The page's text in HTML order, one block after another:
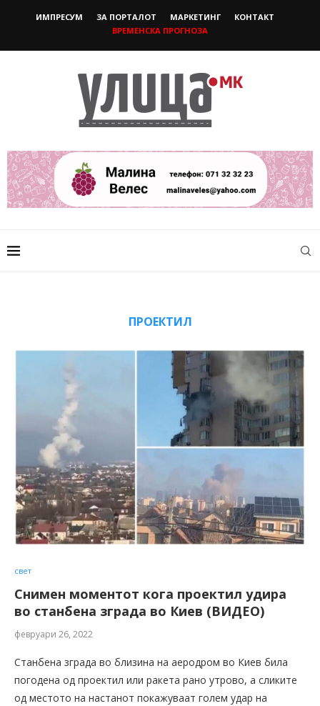
ИМПРЕСУМ ЗА ПОРТАЛОТ МАРКЕТИНГ
КОНТАКТ
ВРЕМЕНСКА ПРОГНОЗА
ПРОЕКТИЛ
свет
Снимен моментот кога проектил удира
во станбена зграда во Киев (ВИДЕО)
февруари 26, 2022
Станбена зграда во близина на аеродром во Киев била
погодена од проектил или ракета рано утрово, а сликите
од местото на настанот покажуваат голем удар на